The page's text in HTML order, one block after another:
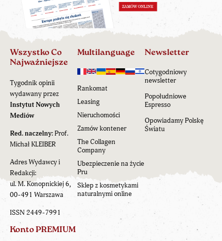
Wszystko Co
Najważniejsze
Tygodnik opinii
wydawany przez
Instytut Nowych
Mediów
Red. naczelny:Prof.
Michał KLEIBER
Adres Wydawcy i
Redakcji:
ul. M. Konopnickiej 6,
00-491 Warszawa
ISSN 2449-7991
Multilanguage
Rankomat
Leasing
Nieruchomości
Zamów kontener
The Collagen
Company
Ubezpieczenie na życie
Pru
Sklep z kosmetykami
naturalnymi online
Newsletter
Cotygodniowy
newsletter
Popołudniowe
Espresso
Opowiadamy Polskę
Światu
Konto PREMIUM